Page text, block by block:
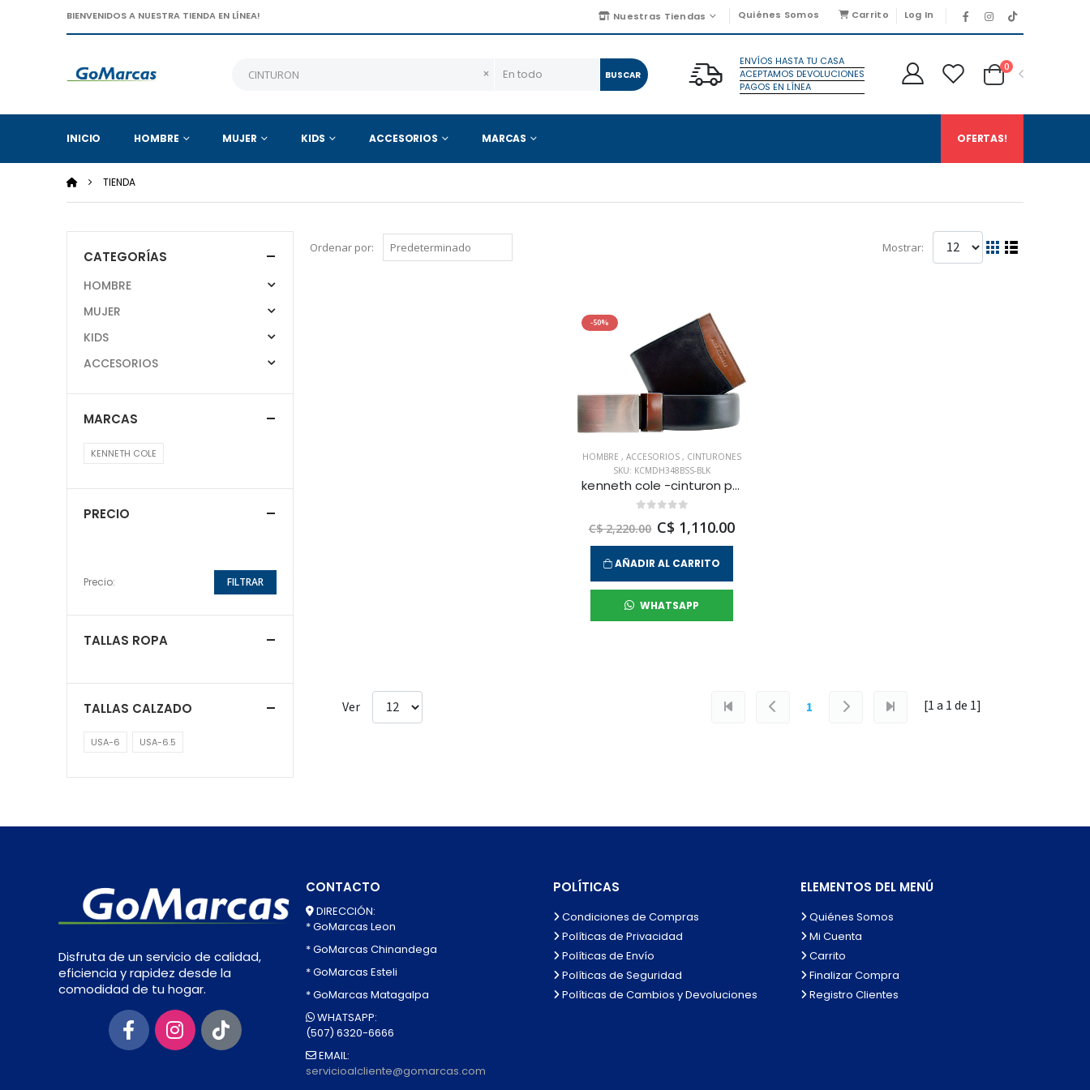
BIENVENIDOS A NUESTRA TIENDA EN LÍNEA! Nuestras Tiendas Quiénes Somos Carrito Log In
× BUSCAR
ENVÍOS HASTA TU CASA
ACEPTAMOS DEVOLUCIONES
PAGOS EN LÍNEA
0
INICIO HOMBRE MUJER KIDS ACCESORIOS MARCAS OFERTAS!
TIENDA
Ordenar por: Mostrar:
-50%
HOMBRE , ACCESORIOS , CINTURONES
SKU: KCMDH348BSS-BLK
kenneth cole -cinturon para hombre
C$ 2,220.00 C$ 1,110.00
AÑADIR AL CARRITO
WHATSAPP
Ver 1 [1 a 1de 1]
CATEGORÍAS
HOMBRE
MUJER
KIDS
ACCESORIOS
MARCAS
KENNETH COLE
PRECIO
Precio: FILTRAR
TALLAS ROPA
TALLAS CALZADO
USA-6 USA-6.5
Disfruta de un servicio de calidad,
eficiencia y rapidez desde la
comodidad de tu hogar.
CONTACTO
DIRECCIÓN:
* GoMarcas Leon
* GoMarcas Chinandega
* GoMarcas Esteli
* GoMarcas Matagalpa
WHATSAPP:
(507) 6320-6666
EMAIL:
servicioalcliente@gomarcas.com
POLÍTICAS
Condiciones de Compras
Políticas de Privacidad
Políticas de Envío
Políticas de Seguridad
Políticas de Cambios y Devoluciones
ELEMENTOS DEL MENÚ
Quiénes Somos
Mi Cuenta
Carrito
Finalizar Compra
Registro Clientes